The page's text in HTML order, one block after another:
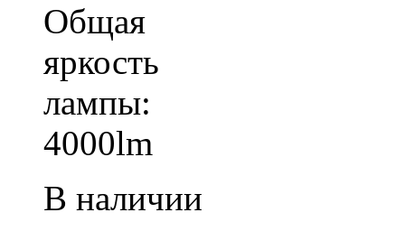
Общая
яркость
лампы:
4000lm
В наличии